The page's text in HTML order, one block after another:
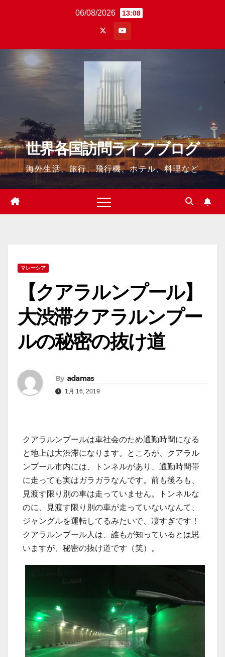
06/08/2026 13:08
世界各国訪問ライフブログ
海外生活、旅行、飛行機、ホテル、料理など
マレーシア
【クアラルンプール】
大渋滞クアラルンプー
ルの秘密の抜け道
By adamas
1月 16, 2019
クアラルンプールは車社会のため通勤時間になる
と地上は大渋滞になります。ところが、クアラル
ンプール市内には、トンネルがあり、通勤時間帯
に走っても実はガラガラなんです。前も後ろも、
見渡す限り別の車は走っていません。トンネルな
のに、見渡す限り別の車が走っていないなんて、
ジャングルを運転してるみたいで、凄すぎです！
クアラルンプール人は、誰もが知っているとは思
いますが、秘密の抜け道です（笑）。